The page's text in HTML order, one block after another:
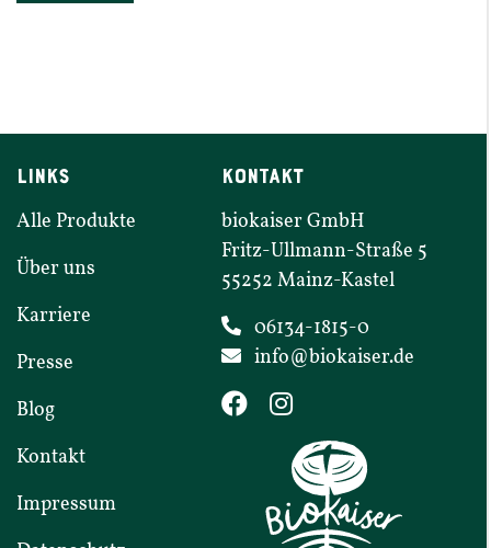
KONTAKT
biokaiser GmbH
Fritz-​​Ullmann-​​Straße 5
55252 Mainz-​​Kastel
06134-1815-0
info@​biokaiser.​de
LINKS
Alle Produkte
Über uns
Karriere
Presse
Blog
Kontakt
Impressum